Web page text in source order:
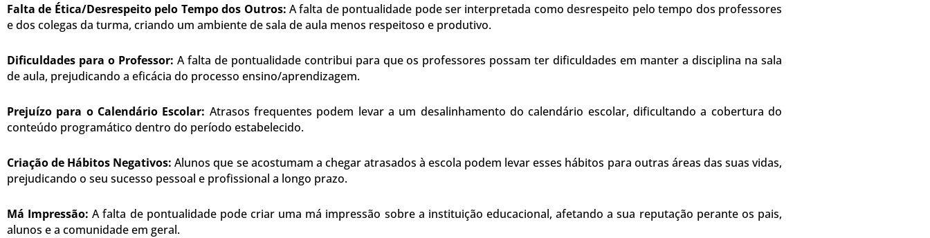
Falta de Ética/Desrespeito pelo Tempo dos Outros: A falta de pontualidade pode ser interpretada como desrespeito pelo tempo dos professores
e dos colegas da turma, criando um ambiente de sala de aula menos respeitoso e produtivo.
Dificuldades para o Professor: A falta de pontualidade contribui para que os professores possam ter dificuldades em manter a disciplina na sala
de aula, prejudicando a eficácia do processo ensino/aprendizagem.
Prejuízo para o Calendário Escolar: Atrasos frequentes podem levar a um desalinhamento do calendário escolar, dificultando a cobertura do
conteúdo programático dentro do período estabelecido.
Criação de Hábitos Negativos: Alunos que se acostumam a chegar atrasados à escola podem levar esses hábitos para outras áreas das suas vidas,
prejudicando o seu sucesso pessoal e profissional a longo prazo.
Má Impressão: A falta de pontualidade pode criar uma má impressão sobre a instituição educacional, afetando a sua reputação perante os pais,
alunos e a comunidade em geral.